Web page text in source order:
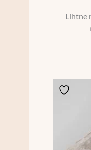
Lihtne